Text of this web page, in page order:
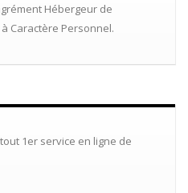
Hébergeur de
Caractère Personnel.
1er service en ligne de